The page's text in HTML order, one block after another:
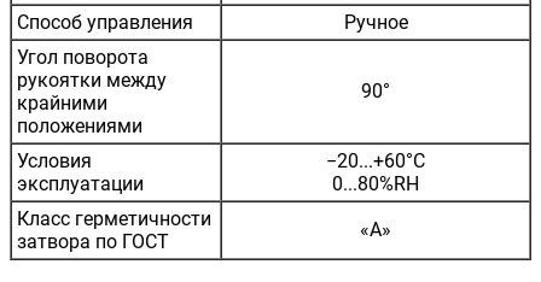
Способ управления
Ручное
Угол поворота
рукоятки между
крайними
положениями
90°
Условия
эксплуатации
−20...+60°С
0...80%RH
Класс герметичности
затвора по ГОСТ
«А»